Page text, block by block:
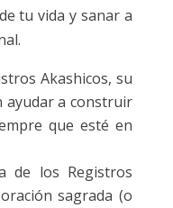
tu vida y sanar a
Akashicos, su
ayudar a construir
que esté en
de los Registros
sagrada (o